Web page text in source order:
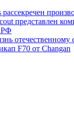
представлен
РФ
отечественному
F70 от Changan